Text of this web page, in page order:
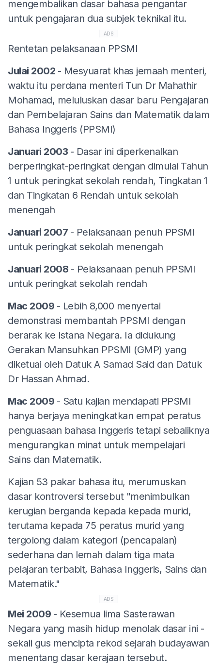
mengembalikan dasar bahasa pengantar
untuk pengajaran dua subjek teknikal itu.
ADS
Rentetan pelaksanaan PPSMI
Julai 2002 - Mesyuarat khas jemaah menteri,
waktu itu perdana menteri Tun Dr Mahathir
Mohamad, meluluskan dasar baru Pengajaran
dan Pembelajaran Sains dan Matematik dalam
Bahasa Inggeris (PPSMI)
Januari 2003 - Dasar ini diperkenalkan
berperingkat-peringkat dengan dimulai Tahun
1 untuk peringkat sekolah rendah, Tingkatan 1
dan Tingkatan 6 Rendah untuk sekolah
menengah
Januari 2007 - Pelaksanaan penuh PPSMI
untuk peringkat sekolah menengah
Januari 2008 - Pelaksanaan penuh PPSMI
untuk peringkat sekolah rendah
Mac 2009 - Lebih 8,000 menyertai
demonstrasi membantah PPSMI dengan
berarak ke Istana Negara. Ia didukung
Gerakan Mansuhkan PPSMI (GMP) yang
diketuai oleh Datuk A Samad Said dan Datuk
Dr Hassan Ahmad.
Mac 2009 - Satu kajian mendapati PPSMI
hanya berjaya meningkatkan empat peratus
penguasaan bahasa Inggeris tetapi sebaliknya
mengurangkan minat untuk mempelajari
Sains dan Matematik.
Kajian 53 pakar bahasa itu, merumuskan
dasar kontroversi tersebut "menimbulkan
kerugian berganda kepada kepada murid,
terutama kepada 75 peratus murid yang
tergolong dalam kategori (pencapaian)
sederhana dan lemah dalam tiga mata
pelajaran terbabit, Bahasa Inggeris, Sains dan
Matematik."
ADS
Mei 2009 - Kesemua lima Sasterawan
Negara yang masih hidup menolak dasar ini -
sekali gus mencipta rekod sejarah budayawan
menentang dasar kerajaan tersebut.